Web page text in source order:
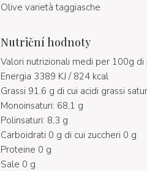
Olive varietà taggiasche
Nutriční hodnoty
Valori nutrizionali medi per 100g
Energia 3389 KJ / 824 kcal
Grassi 91.6 g di cui acidi grassi
Monoinsaturi: 68,1 g
Polinsaturi: 8,3 g
Carboidrati 0 g di cui zuccheri 0 g
Proteine 0 g
Sale 0 g